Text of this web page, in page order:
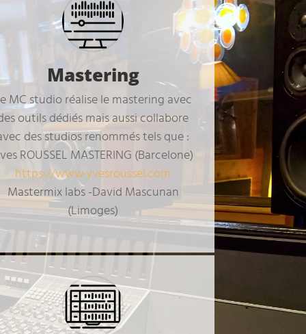
Mastering
MC studio réalise le mastering avec
outils dédiés mais aussi collabore
des studios renommés tels que :
ROUSSEL MASTERING (Barcelone)
https://www.yvesroussel.com
Mastermix labs -David Mascunan
(Limoges)